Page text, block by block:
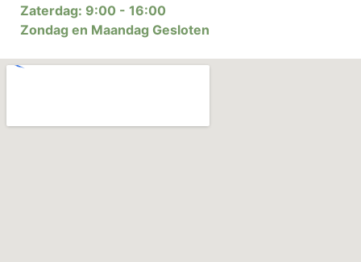
Zaterdag: 9:00 - 16:00
Zondag en Maandag Gesloten